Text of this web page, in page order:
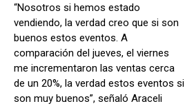
“Nosotros si hemos estado
vendiendo, la verdad creo que si son
buenos estos eventos. A
comparación del jueves, el viernes
me incrementaron las ventas cerca
de un 20%, la verdad estos eventos si
son muy buenos”, señaló Araceli